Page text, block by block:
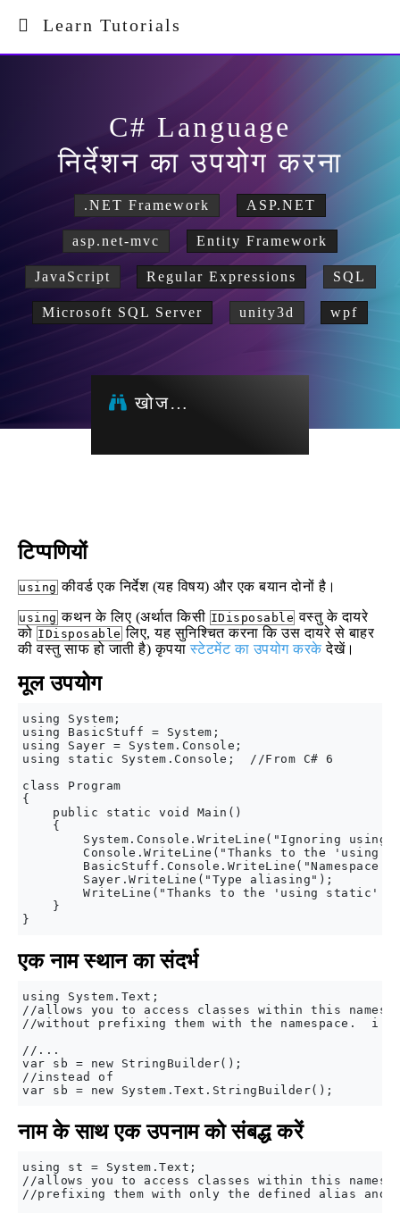
Learn Tutorials
C# Language
निर्देशन का उपयोग करना
.NET Framework ASP.NET
asp.net-mvc Entity Framework
JavaScript Regular Expressions SQL
Microsoft SQL Server unity3d wpf
खोज…
टिप्पणियों
using कीवर्ड एक निर्देश (यह विषय) और एक बयान दोनों है।
using कथन के लिए (अर्थात किसी IDisposable वस्तु के दायरे
को IDisposable लिए, यह सुनिश्चित करना कि उस दायरे से बाहर
की वस्तु साफ हो जाती है) कृपयास्टेटमेंट का उपयोग करके देखें।
मूल उपयोग
using System;
using BasicStuff = System;
using Sayer = System.Console;
using static System.Console;  //From C# 6
class Program
{
    public static void Main()
    {
System.Console.WriteLine("Ignoring
Console.WriteLine("Thanks to the 'using
BasicStuff.Console.WriteLine("Namespace
        Sayer.WriteLine("Type aliasing");
WriteLine("Thanks to the 'using static'
    }
एक नाम स्थान का संदर्भ
using System.Text;
//allows you to access classes within this
//without prefixing them with the namespace.
//...
var sb = new StringBuilder();
//instead of
नाम के साथ एक उपनाम को संबद्ध करें
using st = System.Text;
//allows you to access classes within this
//prefixing them with only the defined alias and